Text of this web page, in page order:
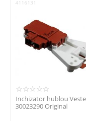
4116131
Inchizator hublou
30023290 Original